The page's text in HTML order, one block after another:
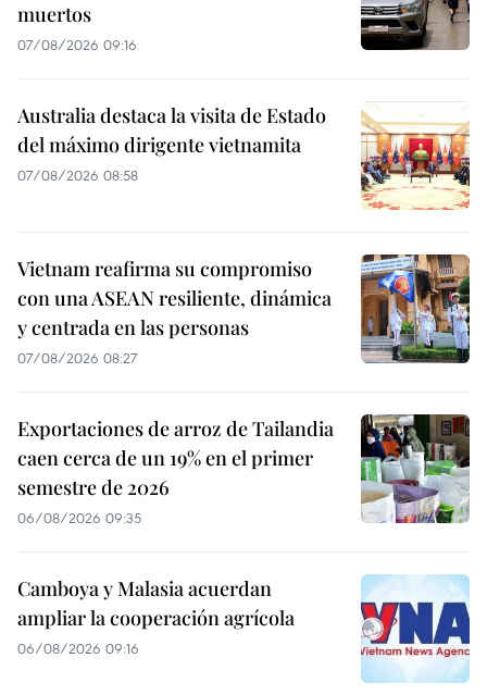
muertos
07/08/2026 09:16
Australia destaca la visita de Estado
del máximo dirigente vietnamita
07/08/2026 08:58
Vietnam reafirma su compromiso
con una ASEAN resiliente, dinámica
y centrada en las personas
07/08/2026 08:27
Exportaciones de arroz de Tailandia
caen cerca de un 19% en el primer
semestre de 2026
06/08/2026 09:35
Camboya y Malasia acuerdan
ampliar la cooperación agrícola
06/08/2026 09:16